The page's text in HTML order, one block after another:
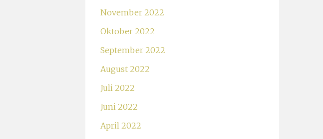
November 2022
Oktober 2022
September 2022
August 2022
Juli 2022
Juni 2022
April 2022